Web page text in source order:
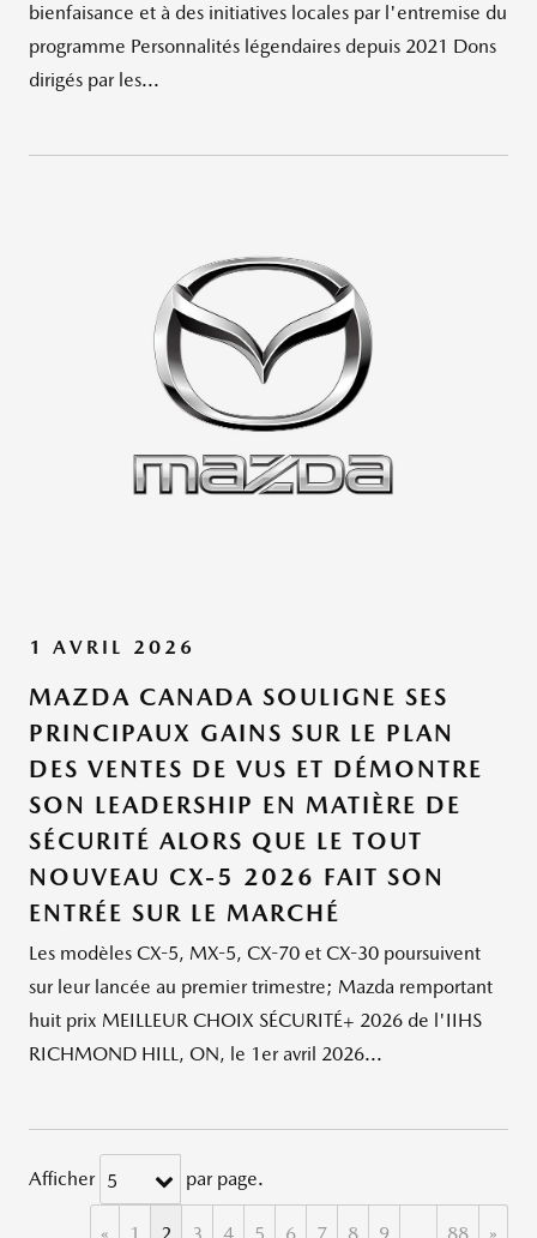
bienfaisance et à des initiatives locales par l'entremise du
programme Personnalités légendaires depuis 2021 Dons
dirigés par les...
1 AVRIL 2026
MAZDA CANADA SOULIGNE SES
PRINCIPAUX GAINS SUR LE PLAN
DES VENTES DE VUS ET DÉMONTRE
SON LEADERSHIP EN MATIÈRE DE
SÉCURITÉ ALORS QUE LE TOUT
NOUVEAU CX-5 2026 FAIT SON
ENTRÉE SUR LE MARCHÉ
Les modèles CX-5, MX-5, CX-70 et CX-30 poursuivent
sur leur lancée au premier trimestre; Mazda remportant
huit prix MEILLEUR CHOIX SÉCURITÉ+ 2026 de l'IIHS
RICHMOND HILL, ON, le 1er avril 2026...
Afficher 5 par page.